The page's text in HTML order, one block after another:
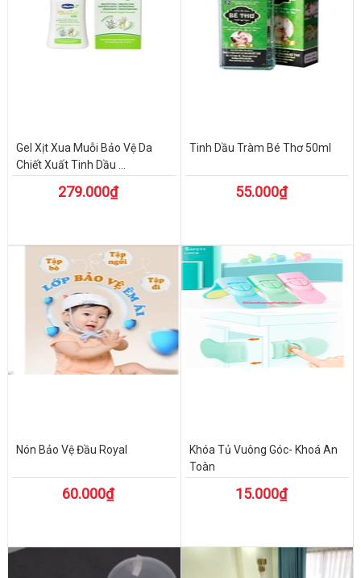
Gel Xịt Xua Muỗi Bảo Vệ Da
Chiết Xuất Tinh Dầu ...
279.000₫
Tinh Dầu Tràm Bé Thơ 50ml
55.000₫
Nón Bảo Vệ Đầu Royal
60.000₫
Khóa Tủ Vuông Góc- Khoá An
Toàn
15.000₫